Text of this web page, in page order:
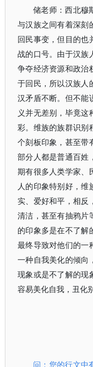
储老师：西北穆
与汉族之间有着深刻
回民事变，但目的也
战的口号。由于汉族
争夺经济资源和政治
于回民，所以汉族人
汉矛盾不断。但不能
义并无差别，毕竟
彩。维族的族群识别
个刻板印象，甚至带
部分人都是普通百姓
期有很多人类学家、
人的印象特别好，维
实、爱好和平，相反
清洁，甚至有抽鸦片
的印象多是在不了解
最终导致对他们的一
一种自我美化的倾向
现象或是不了解的现
容易美化自我，丑化别
问：您的行文中